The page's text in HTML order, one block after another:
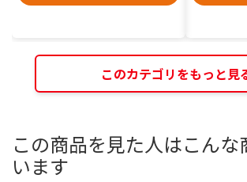
このカテゴリをもっと見
この商品を見た人はこんな
います